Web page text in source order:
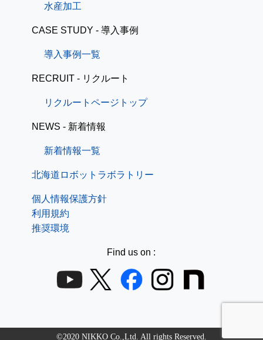
水産加工
CASE STUDY - 導入事例
導入事例一覧
RECRUIT - リクルート
リクルートページトップ
NEWS - 新着情報
新着情報一覧
北海道ロボットラボラトリー
個人情報保護方針
利用規約
推奨環境
Find us on :
©2020 NIKKO Co.,Ltd. All rights Reserved.